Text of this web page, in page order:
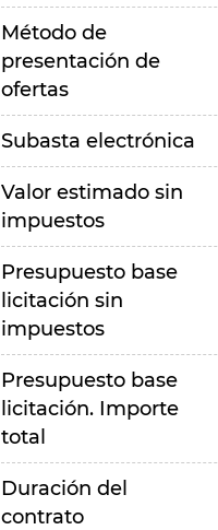
Método de
presentación de
ofertas
Subasta electrónica
Valor estimado sin
impuestos
Presupuesto base
licitación sin
impuestos
Presupuesto base
licitación. Importe
total
Duración del
contrato